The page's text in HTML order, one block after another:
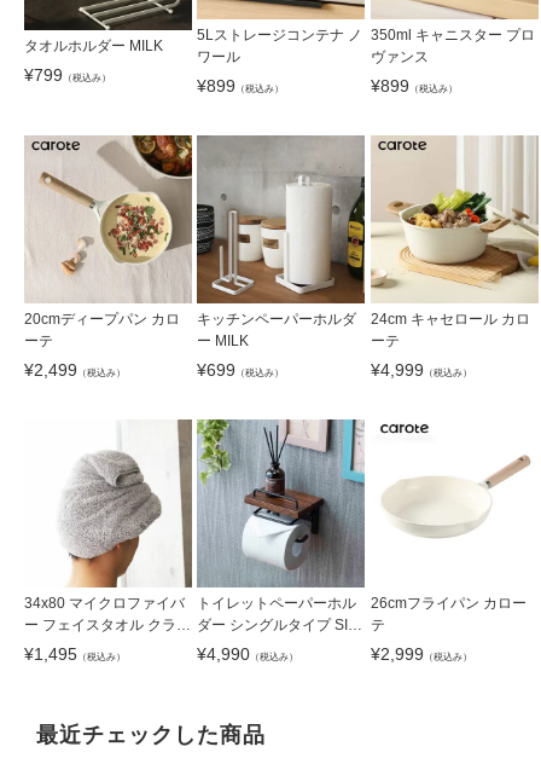
タオルホルダー MILK
¥799 （税込み）
5Lストレージコンテナ ノ
ワール
¥899 （税込み）
350ml キャニスター プロ
ヴァンス
¥899 （税込み）
20cmディープパン カロ
ーテ
¥2,499 （税込み）
キッチンペーパーホルダ
ー MILK
¥699 （税込み）
24cm キャセロール カロ
ーテ
¥4,999 （税込み）
34x80 マイクロファイバ
ー フェイスタオル クラウ
ド5枚セット
¥1,495 （税込み）
トイレットペーパーホル
ダー シングルタイプ SIN-
10
¥4,990 （税込み）
26cmフライパン カロー
テ
¥2,999 （税込み）
最近チェックした商品